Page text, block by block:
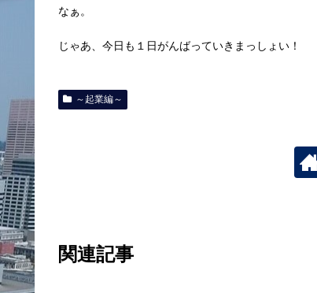
なぁ。
じゃあ、今日も１日がんばっていきまっしょい！
～起業編～
関連記事